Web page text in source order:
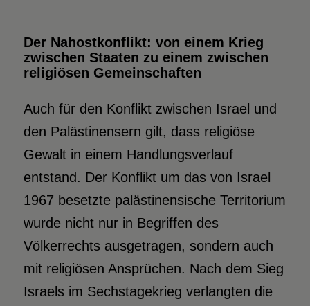
Der Nahostkonflikt: von einem Krieg
zwischen Staaten zu einem zwischen
religiösen Gemeinschaften
Auch für den Konflikt zwischen Israel und
den Palästinensern gilt, dass religiöse
Gewalt in einem Handlungsverlauf
entstand. Der Konflikt um das von Israel
1967 besetzte palästinensische Territorium
wurde nicht nur in Begriffen des
Völkerrechts ausgetragen, sondern auch
mit religiösen Ansprüchen. Nach dem Sieg
Israels im Sechstagekrieg verlangten die